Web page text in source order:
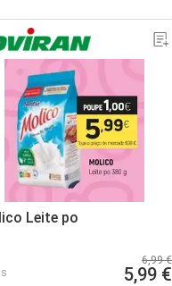
Leite po
6,99 €
5,99 €